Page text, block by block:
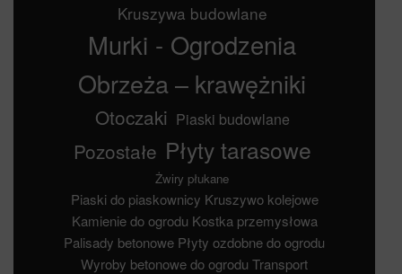
Kruszywa budowlane
Murki - Ogrodzenia
Obrzeża – krawężniki
Otoczaki Piaski budowlane
Pozostałe Płyty tarasowe
Żwiry płukane
Piaski do piaskownicy Kruszywo kolejowe
Kamienie do ogrodu Kostka przemysłowa
Palisady betonowe Płyty ozdobne do ogrodu
Wyroby betonowe do ogrodu Transport